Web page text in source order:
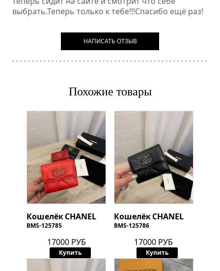
выбрать.Теперь только к тебе!!!Спасибо ещё раз!
НАПИСАТЬ ОТЗЫВ
Похожие товары
КошелёкCHANEL
BMS-125785
17000 РУБ
Купить
Кошелёк CHANEL
BMS-125786
17000 РУБ
Купить